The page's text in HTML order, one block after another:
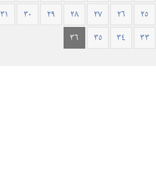
٢٥
٢٦ ٢٧ ٢٨ ٢٩ ٣٠ ٣١
٣٣
٣٤ ٣٥ ٣٦